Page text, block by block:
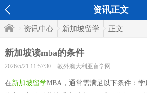
资讯正文
资讯中心 新加坡留学 正文
新加坡读mba的条件
2026/5/21 11:57:30 教外澳大利亚留学网
在新加坡留学MBA，通常需满足以下条件：